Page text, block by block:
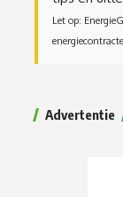
Let op:
Advertentie